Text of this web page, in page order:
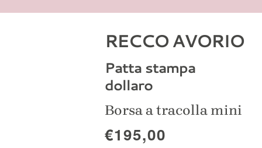
RECCO AVORIO
Patta stampa
dollaro
Borsa a tracolla mini
€195,00